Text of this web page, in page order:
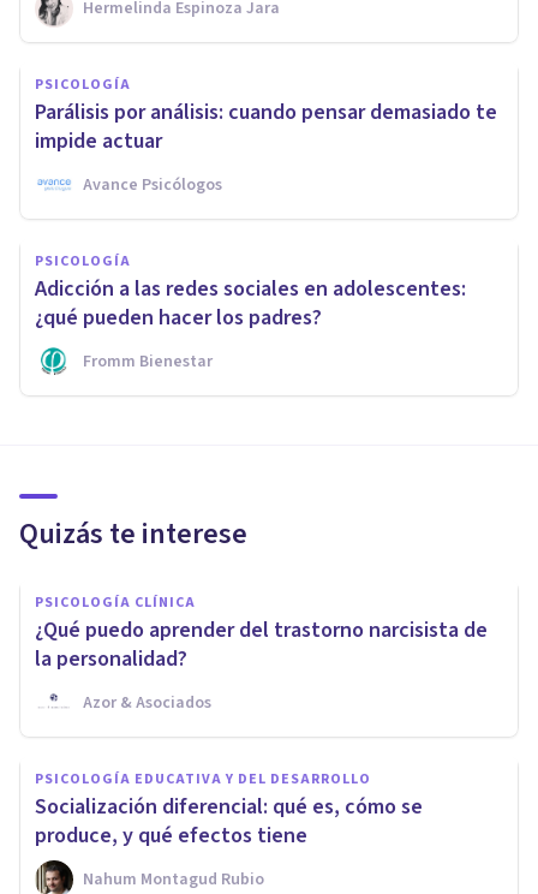
Hermelinda Espinoza Jara
PSICOLOGÍA
Parálisis por análisis: cuando pensar demasiado te
impide actuar
Avance Psicólogos
PSICOLOGÍA
Adicción a las redes sociales en adolescentes:
¿qué pueden hacer los padres?
Fromm Bienestar
Quizás te interese
PSICOLOGÍA CLÍNICA
¿Qué puedo aprender del trastorno narcisista de
la personalidad?
Azor & Asociados
PSICOLOGÍA EDUCATIVA Y DEL DESARROLLO
Socialización diferencial: qué es, cómo se
produce, y qué efectos tiene
Nahum Montagud Rubio